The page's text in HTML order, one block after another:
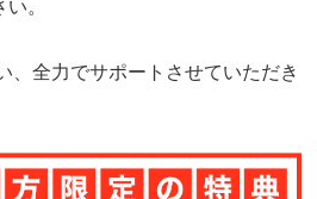
。
、全力でサポートさせていただき